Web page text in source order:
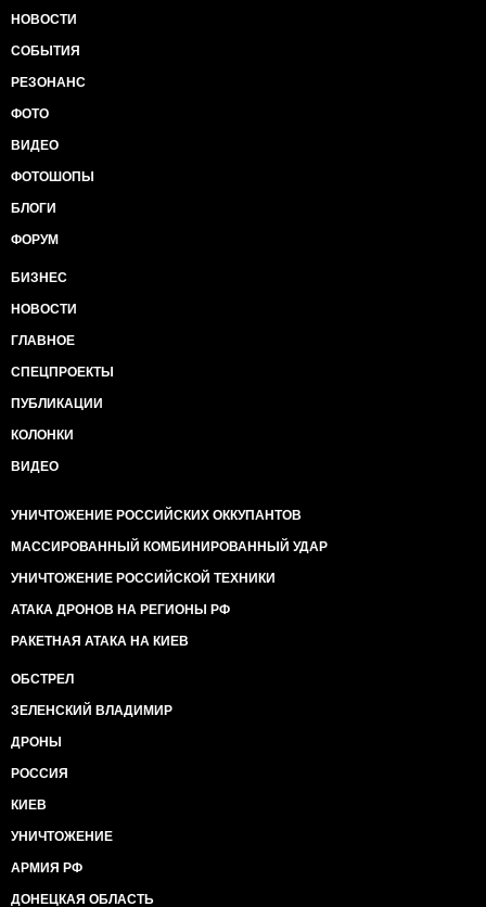
НОВОСТИ
СОБЫТИЯ
РЕЗОНАНС
ФОТО
ВИДЕО
ФОТОШОПЫ
БЛОГИ
ФОРУМ
БИЗНЕС
НОВОСТИ
ГЛАВНОЕ
СПЕЦПРОЕКТЫ
ПУБЛИКАЦИИ
КОЛОНКИ
ВИДЕО
УНИЧТОЖЕНИЕ РОССИЙСКИХ ОККУПАНТОВ
МАССИРОВАННЫЙ КОМБИНИРОВАННЫЙ УДАР
УНИЧТОЖЕНИЕ РОССИЙСКОЙ ТЕХНИКИ
АТАКА ДРОНОВ НА РЕГИОНЫ РФ
РАКЕТНАЯ АТАКА НА КИЕВ
ОБСТРЕЛ
ЗЕЛЕНСКИЙ ВЛАДИМИР
ДРОНЫ
РОССИЯ
КИЕВ
УНИЧТОЖЕНИЕ
АРМИЯ РФ
ДОНЕЦКАЯ ОБЛАСТЬ